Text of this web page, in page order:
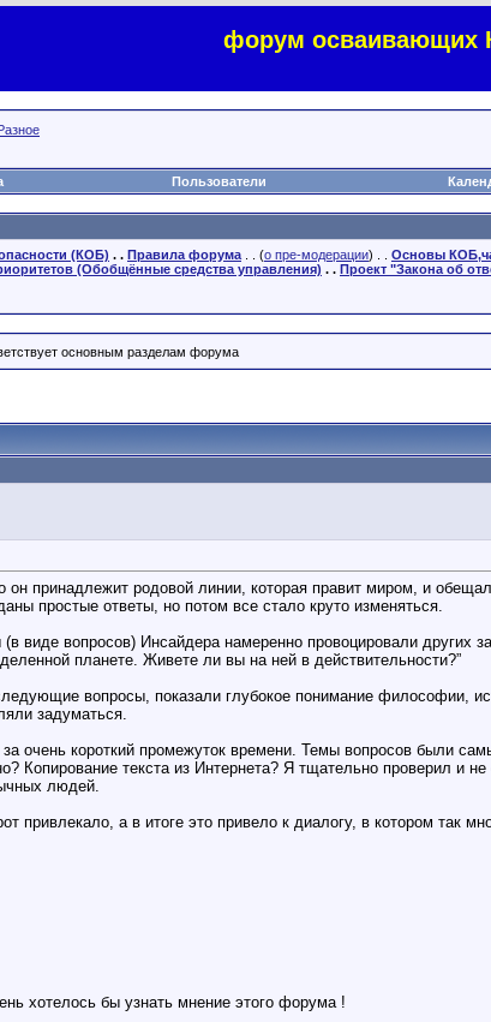
форум осваивающих
Пользователи
(КОБ) . . Правила форума . . (о пре-модерации) . . Основы
(Обобщённые средства управления) . . Проект "Закона об
основным разделам форума
принадлежит родовой линии, которая правит миром, и
простые ответы, но потом все стало круто изменяться.
виде вопросов) Инсайдера намеренно провоцировали
планете. Живете ли вы на ней в действительности?”
вопросы, показали глубокое понимание философии,
задуматься.
очень короткий промежуток времени. Темы вопросов были
Копирование текста из Интернета? Я тщательно проверил и
людей.
привлекало, а в итоге это привело к диалогу, в котором так
хотелось бы узнать мнение этого форума !